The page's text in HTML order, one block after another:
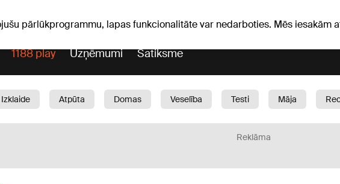
pārlūkprogrammu, lapas funkcionalitāte var nedarboties. Mēs iesakām
1188 play Uzņēmumi Satiksme
Izklaide Atpūta Domas Veselība Testi Māja
Reklāma